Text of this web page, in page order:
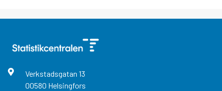
Verkstadsgatan 13
00580 Helsingfors